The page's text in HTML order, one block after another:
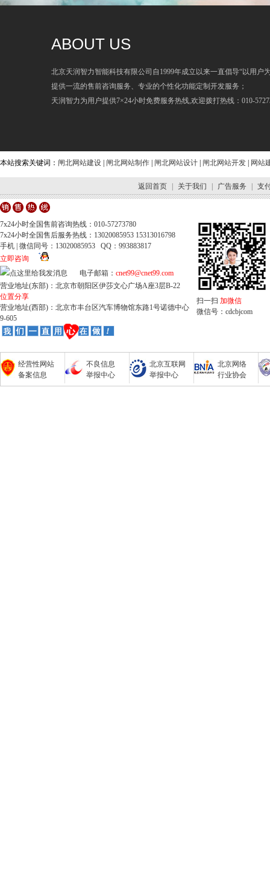
ABOUT US
北京天润智力智能科技有限公司自1999年成立以来一直倡导“以用户
提供一流的售前咨询服务、专业的个性化功能定制开发服务；
天润智力为用户提供7×24小时免费服务热线,欢迎拨打热线：010-
本站搜索关键词： 闸北网站建设 闸北网站制作 闸北网站设计 闸北网站开发 网站
返回首页 关于我们 广告服务 支
7x24小时全国售前咨询热线：010-57273780
7x24小时全国售后服务热线：13020085953 15313016798
手机 | 微信同号：13020085953 QQ：993883817
立即咨询
电子邮箱： cnet99@cnet99.com
营业地址(东部)：北京市朝阳区伊莎文心广场A座3层B-22
位置分享
营业地址(西部)：北京市丰台区汽车博物馆东路1号诺德中心
9-605
扫一扫 加微信
微信号：cdcbjcom
经营性网站
备案信息
不良信息
举报中心
北京互联网
举报中心
北京网络
行业协会